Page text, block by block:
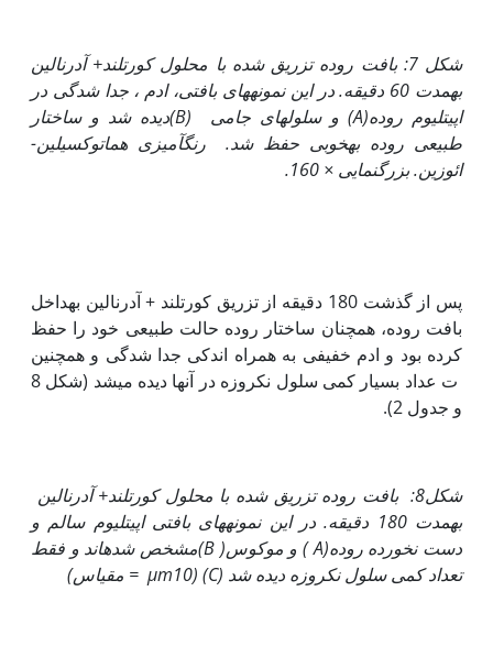
شکل 7: بافت روده تزریق شده با محلول کورتلند+ آدرنالین
به‏مدت 60 دقیقه. در این نمونه‏های بافتی، ادم ، جدا شدگی در
اپی‏تلیوم روده(A) و سلول‏های جامی (B)
دیده شد و ساختار
طبیعی روده به‏خوبی حفظ شد. رنگ‏آمیزی هماتوکسیلین-
ائوزین. بزرگنمایی × 160.
پس از گذشت 180 دقیقه از تزریق کورتلند + آدرنالین به‏داخل
بافت روده، همچنان ساختار روده حالت طبیعی خود را حفظ
کرده بود و ادم خفیفی به همراه اندکی جدا شدگی و همچنین
ت عداد بسیار کمی سلول نکروزه در آن‏ها دیده می‏شد (شکل 8
و جدول 2).
شکل8: بافت روده تزریق شده با محلول کورتلند+ آدرنالین
به‏مدت 180 دقیقه. در این نمونه‏های بافتی اپی‏تلیوم سالم و
دست نخورده روده(
A) و موکوس( B
)مشخص شده‏اند و فقط
تعداد کمی سلول نکروزه دیده شد (C
) (
µm10 = مقیاس)